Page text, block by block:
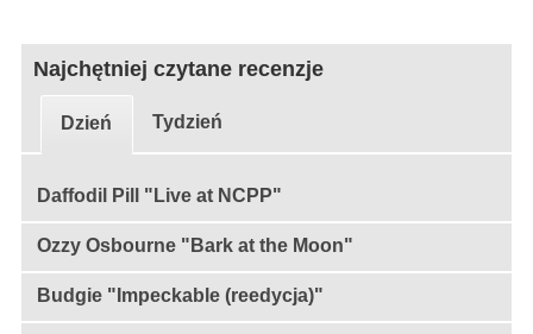
Najchętniej czytane recenzje
Dzień Tydzień
Daffodil Pill "Live at NCPP"
Ozzy Osbourne "Bark at the Moon"
Budgie "Impeckable (reedycja)"